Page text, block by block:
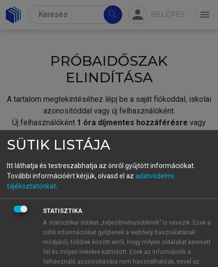
search person BELÉPÉS menu
PRÓBAIDŐSZAK
ELINDÍTÁSA
A tartalom megtekintéséhez lépj be a saját fiókoddal, iskolai
azonosítóddal vagy új felhasználóként.
Új felhasználóként 1 óra díjmentes hozzáférésre vagy
fiókoddal,vagy hozz létre új fiókot.
A regisztráció után apróbaidőszakautomatikusan
BELÉPÉS SAJÁT FIÓKKAL
ÚJ FIÓK LÉTREHOZÁSA
1 óra díjmentes hozzáférés
SÜTIK LISTÁJA
Itt láthatja és testreszabhatja az önről gyűjtött információkat.
További információért kérjük, olvasd el az adatvédelmi
tájékoztatónkat
STATISZTIKA
A statisztikai sütiket „teljesítménysütiknek” is nevezik. Ezek a
sütik információkat gyűjtenek a webhely használatának
módjáról, többek között arról, hogy milyen oldalakat keresett
fel és milyen linkekre kattintott. Ezek az információk a
felhasználó azonosítására nem használhatóak, mivel az